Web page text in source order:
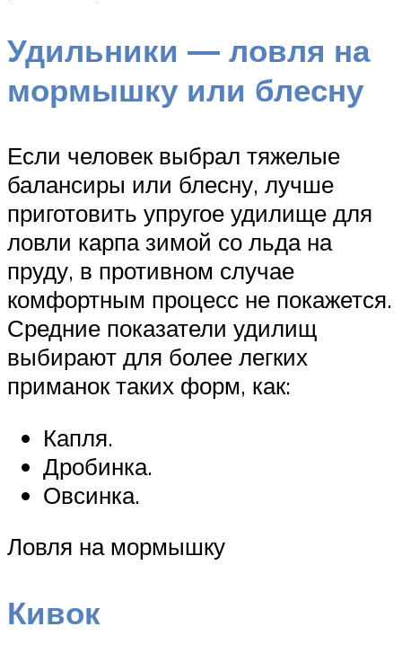
Удильники — ловля на
мормышку или блесну
Если человек выбрал тяжелые
балансиры или блесну, лучше
приготовить упругое удилище для
ловли карпа зимой со льда на
пруду, в противном случае
комфортным процесс не покажется.
Средние показатели удилищ
выбирают для более легких
приманок таких форм, как:
Капля.
Дробинка.
Овсинка.
Ловля на мормышку
Кивок